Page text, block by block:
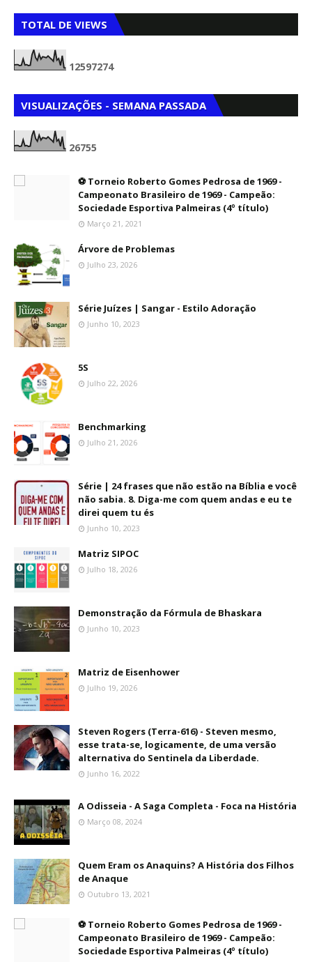
TOTAL DE VIEWS
12597274
VISUALIZAÇÕES - SEMANA PASSADA
26755
⚽ Torneio Roberto Gomes Pedrosa de 1969 -
Campeonato Brasileiro de 1969 - Campeão:
Sociedade Esportiva Palmeiras (4º título)
Março 21, 2021
Árvore de Problemas
Julho 23, 2026
Série Juízes | Sangar - Estilo Adoração
Junho 10, 2023
5S
Julho 22, 2026
Benchmarking
Julho 21, 2026
Série | 24 frases que não estão na Bíblia e você
não sabia. 8. Diga-me com quem andas e eu te
direi quem tu és
Junho 10, 2023
Matriz SIPOC
Julho 18, 2026
Demonstração da Fórmula de Bhaskara
Junho 10, 2023
Matriz de Eisenhower
Julho 19, 2026
Steven Rogers (Terra-616) - Steven mesmo,
esse trata-se, logicamente, de uma versão
alternativa do Sentinela da Liberdade.
Junho 16, 2022
A Odisseia - A Saga Completa - Foca na História
Março 08, 2024
Quem Eram os Anaquins? A História dos Filhos
de Anaque
Outubro 13, 2021
⚽ Torneio Roberto Gomes Pedrosa de 1969 -
Campeonato Brasileiro de 1969 - Campeão:
Sociedade Esportiva Palmeiras (4º título)